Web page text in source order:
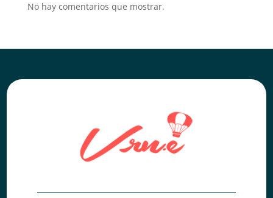
No hay comentarios que mostrar.